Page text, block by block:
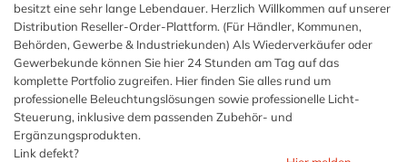
besitzt eine sehr lange Lebendauer. Herzlich Willkommen auf unserer
Distribution Reseller-Order-Plattform. (Für Händler, Kommunen,
Behörden, Gewerbe & Industriekunden) Als Wiederverkäufer oder
Gewerbekunde können Sie hier 24 Stunden am Tag auf das
komplette Portfolio zugreifen. Hier finden Sie alles rund um
professionelle Beleuchtungslösungen sowie professionelle Licht-
Steuerung, inklusive dem passenden Zubehör- und
Ergänzungsprodukten.
Link defekt?